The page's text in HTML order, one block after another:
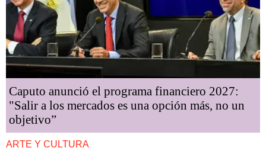
Caputo anunció el programa financiero 2027:
"Salir a los mercados es una opción más, no un
objetivo”
ARTE Y CULTURA